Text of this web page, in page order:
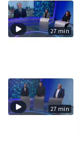
27 min
27 min